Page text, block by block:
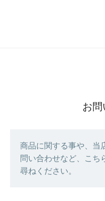
お
商品に関する事や、当
問い合わせなど、こち
尋ねください。